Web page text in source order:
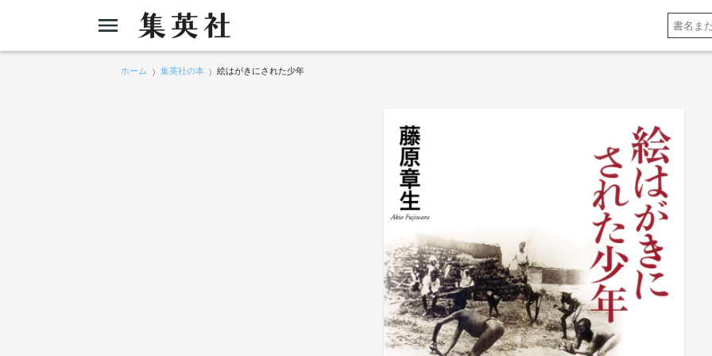
ホーム 集英社の本 絵はがきにされた少年